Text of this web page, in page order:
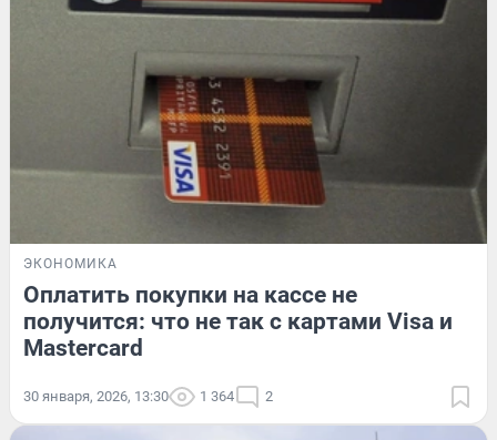
ЭКОНОМИКА
Оплатить покупки на кассе не
получится: что не так с картами Visa и
Mastercard
30 января, 2026, 13:30 1 364 2